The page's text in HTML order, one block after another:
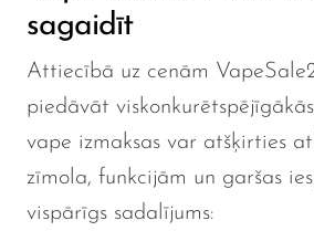
sagaidīt
Attiecībā uz cenām
piedāvāt
vape izmaksas var atšķirties
zīmola, funkcijām un garšas
vispārīgs sadalījums: